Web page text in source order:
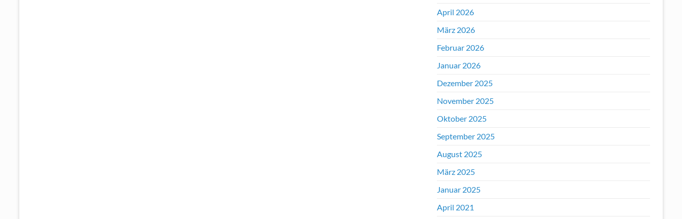
April 2026
März 2026
Februar 2026
Januar 2026
Dezember 2025
November 2025
Oktober 2025
September 2025
August 2025
März 2025
Januar 2025
April 2021